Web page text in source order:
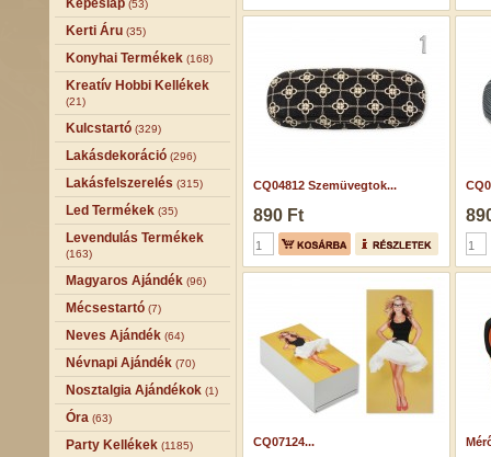
Képeslap (53)
Kerti Áru (35)
Konyhai Termékek (168)
Kreatív Hobbi Kellékek
(21)
Kulcstartó (329)
Lakásdekoráció (296)
Lakásfelszerelés (315)
Led Termékek (35)
Levendulás Termékek
(163)
Magyaros Ajándék (96)
Mécsestartó (7)
Neves Ajándék (64)
Névnapi Ajándék (70)
Nosztalgia Ajándékok (1)
Óra (63)
Party Kellékek (1185)
CQ04812 Szemüvegtok...
890 Ft
CQ07124...